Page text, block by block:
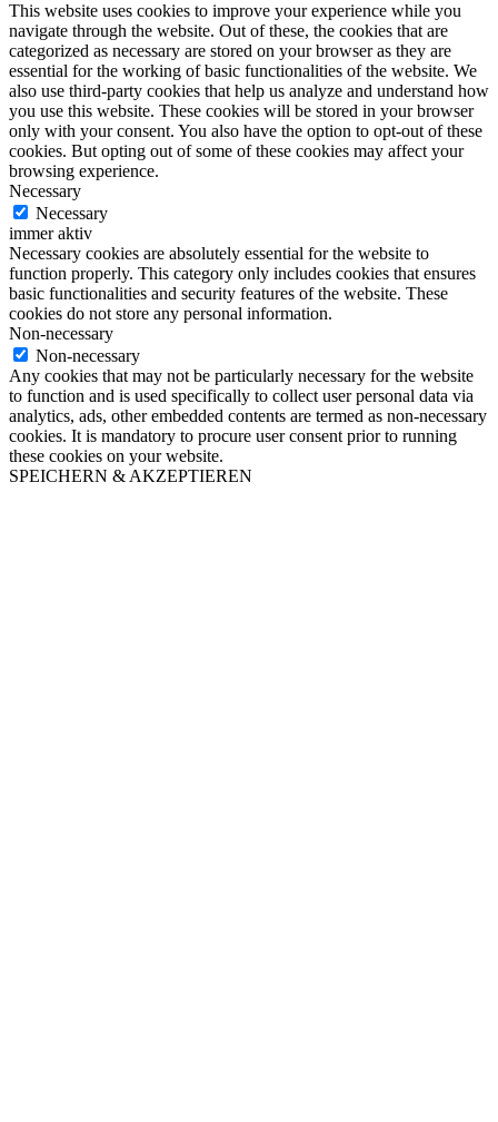
This website uses cookies to improve your experience while you
navigate through the website. Out of these, the cookies that are
categorized as necessary are stored on your browser as they are
essential for the working of basic functionalities of the website. We
also use third-party cookies that help us analyze and understand how
you use this website. These cookies will be stored in your browser
only with your consent. You also have the option to opt-out of these
cookies. But opting out of some of these cookies may affect your
browsing experience.
Necessary
Necessary
immer aktiv
Necessary cookies are absolutely essential for the website to
function properly. This category only includes cookies that ensures
basic functionalities and security features of the website. These
cookies do not store any personal information.
Non-necessary
Non-necessary
Any cookies that may not be particularly necessary for the website
to function and is used specifically to collect user personal data via
analytics, ads, other embedded contents are termed as non-necessary
cookies. It is mandatory to procure user consent prior to running
these cookies on your website.
SPEICHERN & AKZEPTIEREN